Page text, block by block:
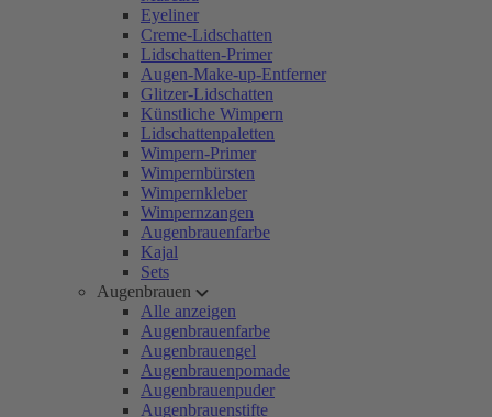
Eyeliner
Creme-Lidschatten
Lidschatten-Primer
Augen-Make-up-Entferner
Glitzer-Lidschatten
Künstliche Wimpern
Lidschattenpaletten
Wimpern-Primer
Wimpernbürsten
Wimpernkleber
Wimpernzangen
Augenbrauenfarbe
Kajal
Sets
Augenbrauen
Alle anzeigen
Augenbrauenfarbe
Augenbrauengel
Augenbrauenpomade
Augenbrauenpuder
Augenbrauenstifte